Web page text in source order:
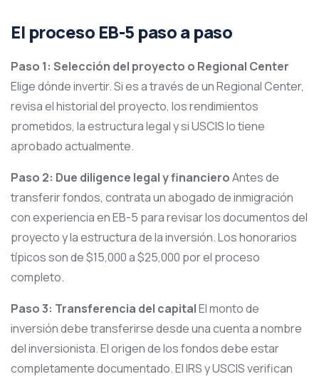
El proceso EB-5 paso a paso
Paso 1: Selección del proyecto o Regional Center
Elige dónde invertir. Si es a través de un Regional Center,
revisa el historial del proyecto, los rendimientos
prometidos, la estructura legal y si USCIS lo tiene
aprobado actualmente.
Paso 2: Due diligence legal y financieroAntes de
transferir fondos, contrata un abogado de inmigración
con experiencia en EB-5 para revisar los documentos del
proyecto y la estructura de la inversión. Los honorarios
típicos son de $15,000 a $25,000 por el proceso
completo.
Paso 3: Transferencia del capitalEl monto de
inversión debe transferirse desde una cuenta a nombre
del inversionista. El origen de los fondos debe estar
completamente documentado. El IRS y USCIS verifican